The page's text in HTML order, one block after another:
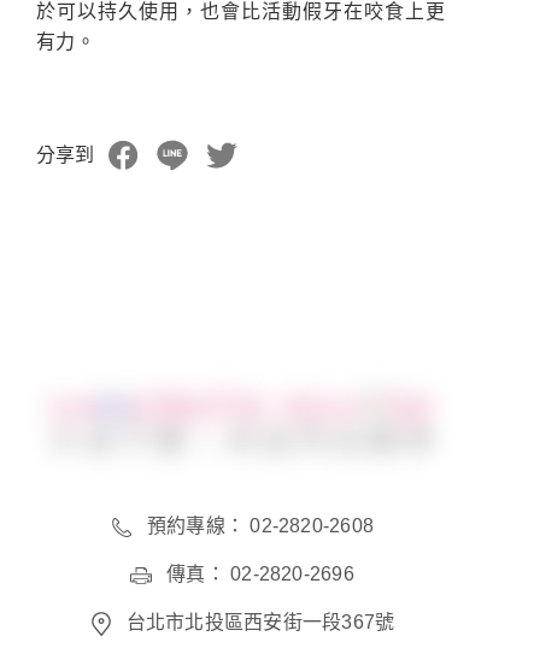
於可以持久使用，也會比活動假牙在咬食上更
有力。
分享到
預約專線： 02-2820-2608
傳真： 02-2820-2696
台北市北投區西安街一段367號